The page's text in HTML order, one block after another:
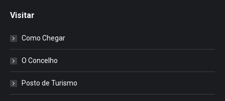
Visitar
Como Chegar
O Concelho
Posto de Turismo